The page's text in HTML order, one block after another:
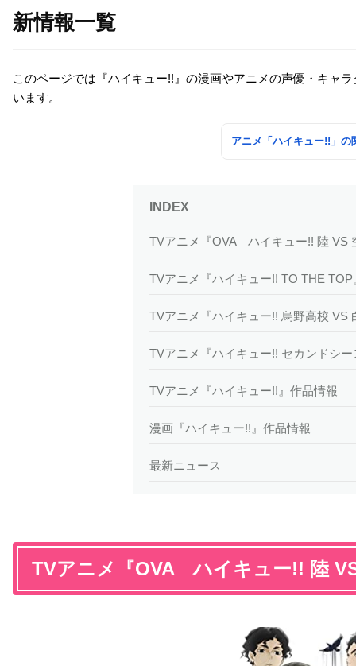
新情報一覧
このページでは『ハイキュー!!』の漫画やアニメの声優・キャ
います。
アニメ「ハイキュー!!」の
TVアニメ『OVA ハイキュー!! 陸 VS
TVアニメ『ハイキュー!! TO THE
TVアニメ『ハイキュー!! 烏野高校 VS
TVアニメ『ハイキュー!! セカンドシ
TVアニメ『ハイキュー!!』作品情報
漫画『ハイキュー!!』作品情報
最新ニュース
TVアニメ『OVA ハイキュー!! 陸